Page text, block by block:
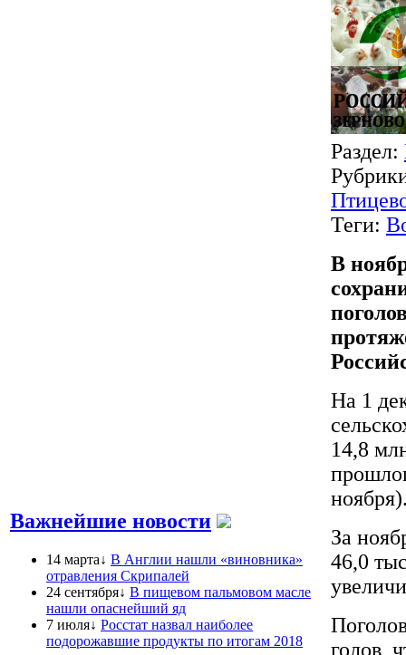
Важнейшие новости
14 марта↓ В Англии нашли «виновника»
отравления Скрипалей
24 сентября↓ В пищевом пальмовом масле
нашли опаснейший яд
7 июля↓ Росстат назвал наиболее
подорожавшие продукты по итогам 2018
Раздел:
Теги:
В
На 1
14,8
За
46,0
голов,